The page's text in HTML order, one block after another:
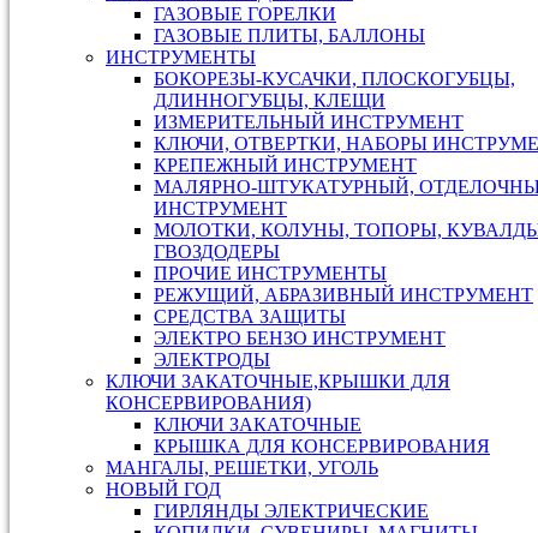
ГАЗОВЫЕ ГОРЕЛКИ
ГАЗОВЫЕ ПЛИТЫ, БАЛЛОНЫ
ИНСТРУМЕНТЫ
БОКОРЕЗЫ-КУСАЧКИ, ПЛОСКОГУБЦЫ,
ДЛИННОГУБЦЫ, КЛЕЩИ
ИЗМЕРИТЕЛЬНЫЙ ИНСТРУМЕНТ
КЛЮЧИ, ОТВЕРТКИ, НАБОРЫ
КРЕПЕЖНЫЙ ИНСТРУМЕНТ
МАЛЯРНО-ШТУКАТУРНЫЙ,
ИНСТРУМЕНТ
МОЛОТКИ, КОЛУНЫ, ТОПОРЫ,
ГВОЗДОДЕРЫ
ПРОЧИЕ ИНСТРУМЕНТЫ
РЕЖУЩИЙ, АБРАЗИВНЫЙ ИНСТРУМЕНТ
СРЕДСТВА ЗАЩИТЫ
ЭЛЕКТРО БЕНЗО ИНСТРУМЕНТ
ЭЛЕКТРОДЫ
КЛЮЧИ ЗАКАТОЧНЫЕ,КРЫШКИ ДЛЯ
КОНСЕРВИРОВАНИЯ)
КЛЮЧИ ЗАКАТОЧНЫЕ
КРЫШКА ДЛЯ КОНСЕРВИРОВАНИЯ
МАНГАЛЫ, РЕШЕТКИ, УГОЛЬ
НОВЫЙ ГОД
ГИРЛЯНДЫ ЭЛЕКТРИЧЕСКИЕ